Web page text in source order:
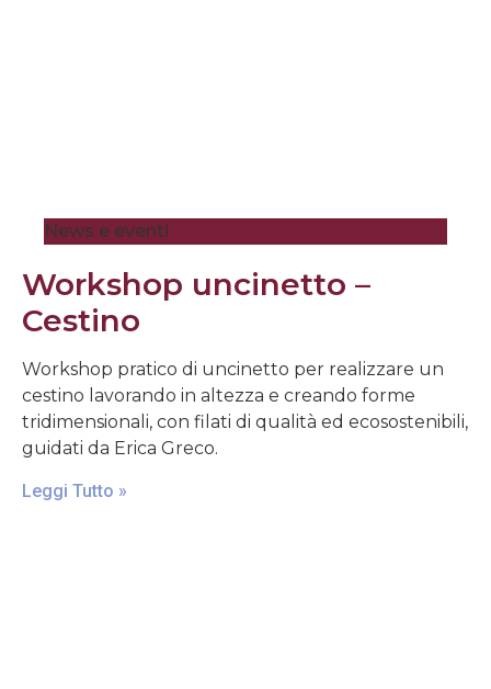
News e eventi
Workshop uncinetto –
Cestino
Workshop pratico di uncinetto per realizzare un
cestino lavorando in altezza e creando forme
tridimensionali, con filati di qualità ed ecosostenibili,
guidati da Erica Greco.
Leggi Tutto »